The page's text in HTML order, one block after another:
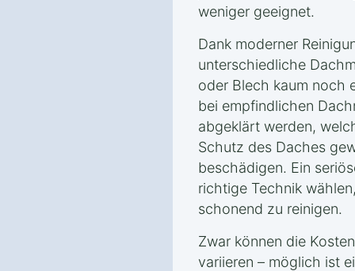
weniger geeignet.
Dank moderner
unterschiedliche
oder Blech kaum noch
bei empfindlichen
abgeklärt werden,
Schutz des Daches
beschädigen. Ein
richtige Technik
schonend zu reinigen.
Zwar können die
variieren – möglich ist